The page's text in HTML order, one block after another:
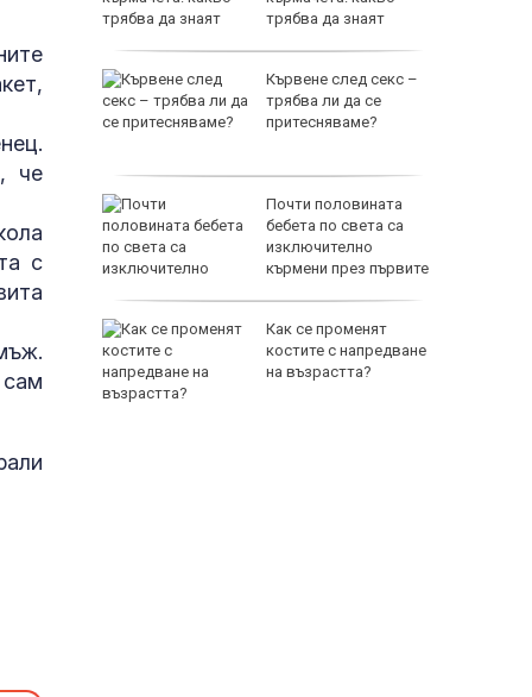
че
с
в
трябва да знаят
Кървене след секс –
трябва ли да се
притесняваме?
Почти половината
бебета по света са
изключително
кърмени през първите
Как се променят
костите с напредване
на възрастта?